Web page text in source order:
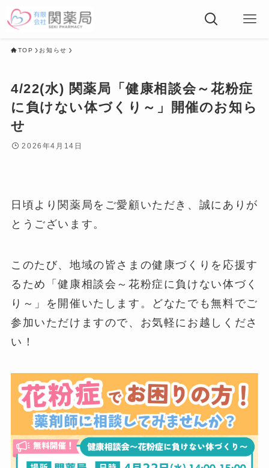
TOP お知らせ
4/22(水) 関薬局「健康相談会～花粉症
に負けない体づくり～」開催のお知ら
せ
2026年4月14日
日頃より関薬局をご愛顧いただき、誠にありが
とうございます。
このたび、地域の皆さまの健康づくりを応援す
るため「健康相談会～花粉症に負けない体づく
り～」を開催いたします。どなたでも無料でご
参加いただけますので、お気軽にお越しくださ
い！